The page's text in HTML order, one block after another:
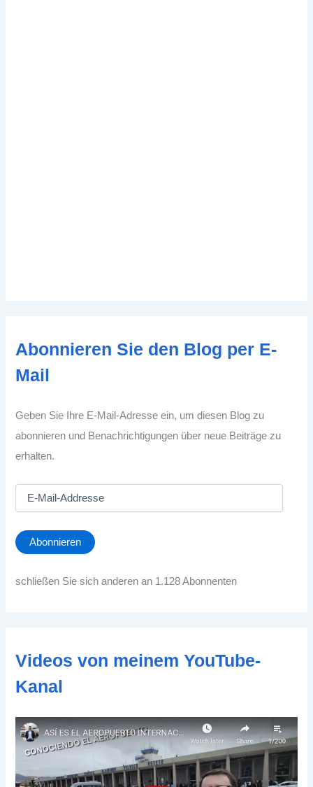
Abonnieren Sie den Blog per E-
Mail
Geben Sie Ihre E-Mail-Adresse ein, um diesen Blog zu
abonnieren und Benachrichtigungen über neue Beiträge zu
erhalten.
a
i
A
s
e
Abonnieren
schließen Sie sich anderen an 1.128 Abonnenten
Videos von meinem YouTube-
Kanal